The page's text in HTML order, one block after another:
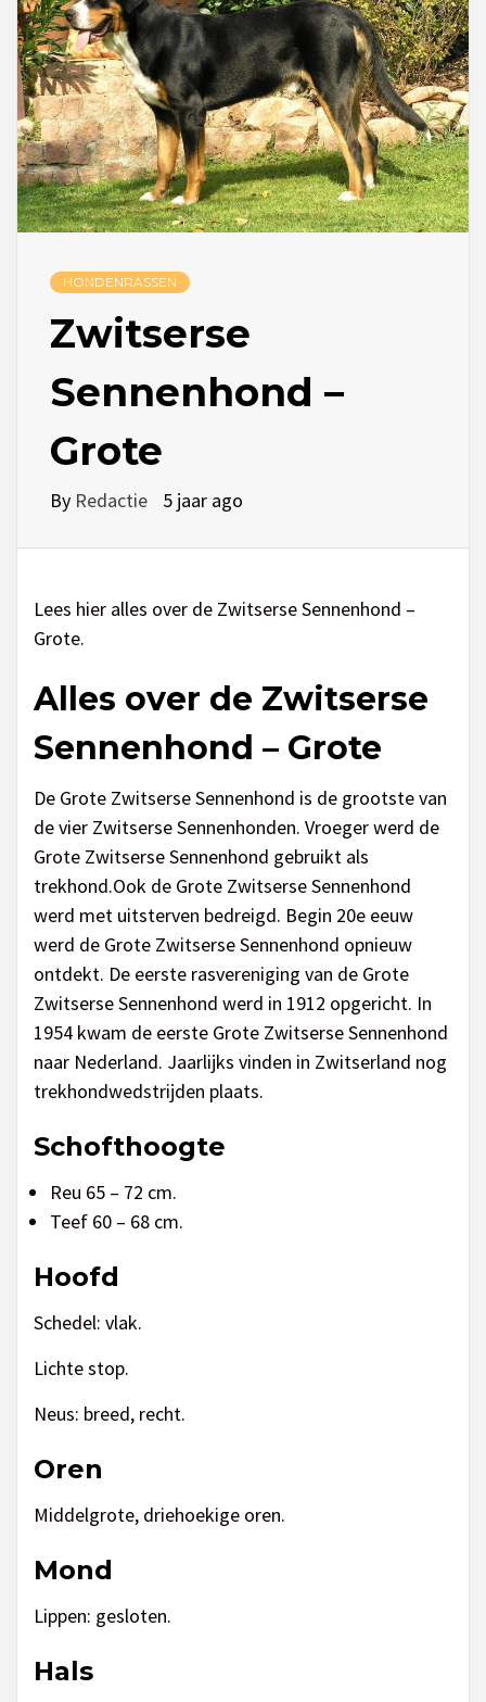
HONDENRASSEN
Zwitserse
Sennenhond –
Grote
By Redactie 5 jaar ago
Lees hier alles over de Zwitserse Sennenhond –
Grote.
Alles over de Zwitserse
Sennenhond – Grote
De Grote Zwitserse Sennenhond is de grootste van
de vier Zwitserse Sennenhonden. Vroeger werd de
Grote Zwitserse Sennenhond gebruikt als
trekhond.Ook de Grote Zwitserse Sennenhond
werd met uitsterven bedreigd. Begin 20e eeuw
werd de Grote Zwitserse Sennenhond opnieuw
ontdekt. De eerste rasvereniging van de Grote
Zwitserse Sennenhond werd in 1912 opgericht. In
1954 kwam de eerste Grote Zwitserse Sennenhond
naar Nederland. Jaarlijks vinden in Zwitserland nog
trekhondwedstrijden plaats.
Schofthoogte
Reu 65 – 72 cm.
Teef 60 – 68 cm.
Hoofd
Schedel: vlak.
Lichte stop.
Neus: breed, recht.
Oren
Middelgrote, driehoekige oren.
Mond
Lippen: gesloten.
Hals